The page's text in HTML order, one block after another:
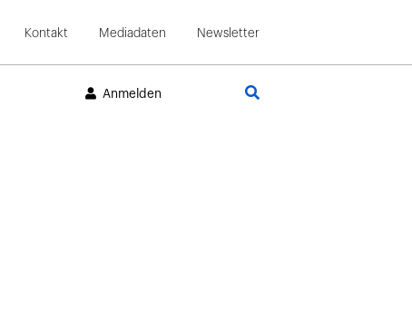
Kontakt Mediadaten Newsletter
Anmelden